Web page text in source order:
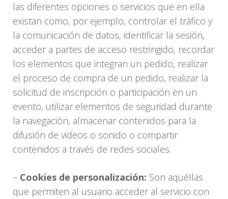
las diferentes opciones o servicios que en ella
existan como, por ejemplo, controlar el tráfico y
la comunicación de datos, identificar la sesión,
acceder a partes de acceso restringido, recordar
los elementos que integran un pedido, realizar
el proceso de compra de un pedido, realizar la
solicitud de inscripción o participación en un
evento, utilizar elementos de seguridad durante
la navegación, almacenar contenidos para la
difusión de videos o sonido o compartir
contenidos a través de redes sociales.
– Cookies de personalización: Son aquéllas
que permiten al usuario acceder al servicio con